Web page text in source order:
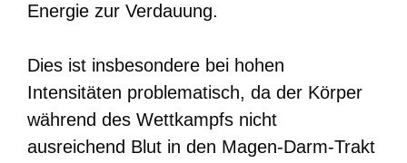
Energie zur Verdauung.
Dies ist insbesondere bei hohen
Intensitäten problematisch, da der Körper
während des Wettkampfs nicht
ausreichend Blut in den Magen-Darm-Trakt